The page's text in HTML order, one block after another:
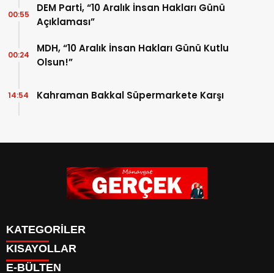
DEM Parti, “10 Aralık İnsan Hakları Günü
Açıklaması”
00:55
MDH, “10 Aralık İnsan Hakları Günü Kutlu
Olsun!”
00:24
Kahraman Bakkal Süpermarkete Karşı
14:54
KATEGORİLER
Siyaset
KISAYOLLAR
E-BÜLTEN